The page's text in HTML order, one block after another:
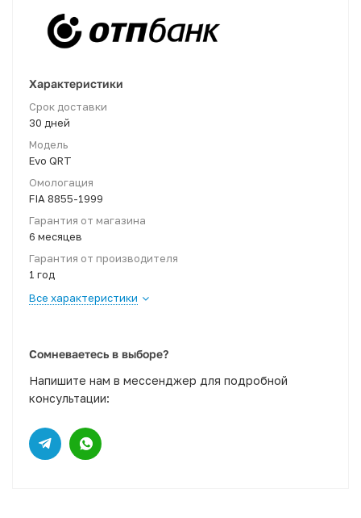
Характеристики
Срок доставки
30 дней
Модель
Evo QRT
Омологация
FIA 8855-1999
Гарантия от магазина
6 месяцев
Гарантия от производителя
1 год
Все характеристики
Сомневаетесь в выборе?
Напишите нам в мессенджер для подробной
консультации: